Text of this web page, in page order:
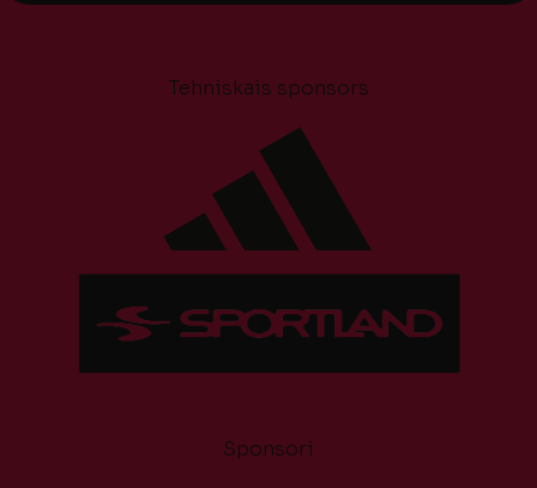
Tehniskais sponsors
Sponsori